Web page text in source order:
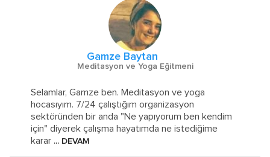
Gamze Baytan
Meditasyon ve Yoga Eğitmeni
Selamlar, Gamze ben. Meditasyon ve yoga
hocasıyım. 7/24 çalıştığım organizasyon
sektöründen bir anda "Ne yapıyorum ben kendim
için" diyerek çalışma hayatımda ne istediğime
karar ... DEVAM